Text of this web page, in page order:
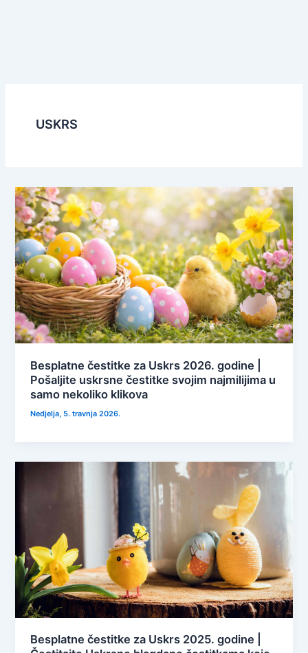
USKRS
Besplatne čestitke za Uskrs 2026. godine |
Pošaljite uskrsne čestitke svojim najmilijima u
samo nekoliko klikova
Nedjelja, 5. travnja 2026.
Besplatne čestitke za Uskrs 2025. godine |